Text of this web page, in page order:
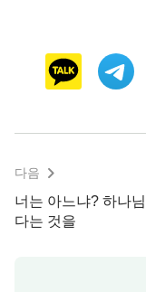
가 하는 사역으로,
단어로 요약할
없다. 하지만 그
처럼 영원불변한
영원불변한 분이
님의 사역은 끊
다음
너는 아느냐? 하나
다는 것을